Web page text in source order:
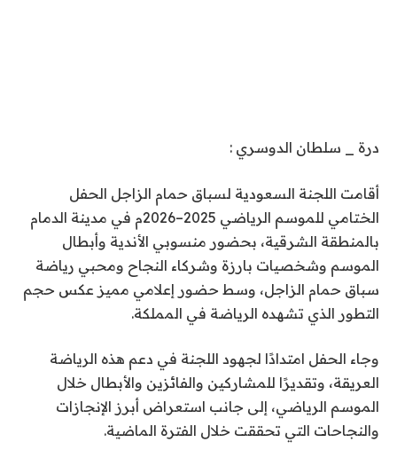
درة _ سلطان الدوسري :
أقامت اللجنة السعودية لسباق حمام الزاجل الحفل
الختامي للموسم الرياضي 2025–2026م في مدينة الدمام
بالمنطقة الشرقية، بحضور منسوبي الأندية وأبطال
الموسم وشخصيات بارزة وشركاء النجاح ومحبي رياضة
سباق حمام الزاجل، وسط حضور إعلامي مميز عكس حجم
التطور الذي تشهده الرياضة في المملكة.
وجاء الحفل امتدادًا لجهود اللجنة في دعم هذه الرياضة
العريقة، وتقديرًا للمشاركين والفائزين والأبطال خلال
الموسم الرياضي، إلى جانب استعراض أبرز الإنجازات
والنجاحات التي تحققت خلال الفترة الماضية.